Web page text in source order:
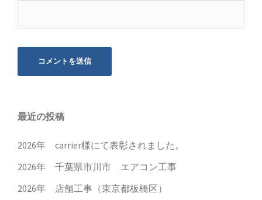
最近の投稿
2026年 carrier様にて表彰されました。
2026年 千葉県市川市 エアコン工事
2026年 店舗工事（東京都板橋区）